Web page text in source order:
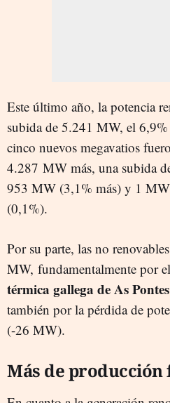
Este último año, la potencia
subida de 5.241 MW, el
cinco nuevos megavatios
4.287 MW más, una subida
953 MW (3,1% más) y 1 MW
(0,1%).
Por su parte, las no
MW, fundamentalmente por el
térmica gallega de As Pontes
también por la pérdida de
(-26 MW).
Más de